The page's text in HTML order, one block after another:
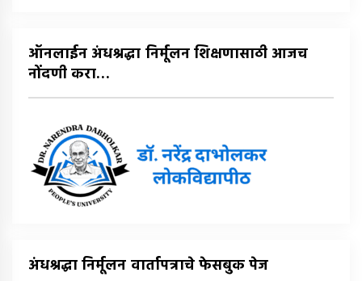
ऑनलाईन अंधश्रद्धा निर्मूलन शिक्षणासाठी आजच
नोंदणी करा…
अंधश्रद्धा निर्मूलन वार्तापत्राचे फेसबुक पेज